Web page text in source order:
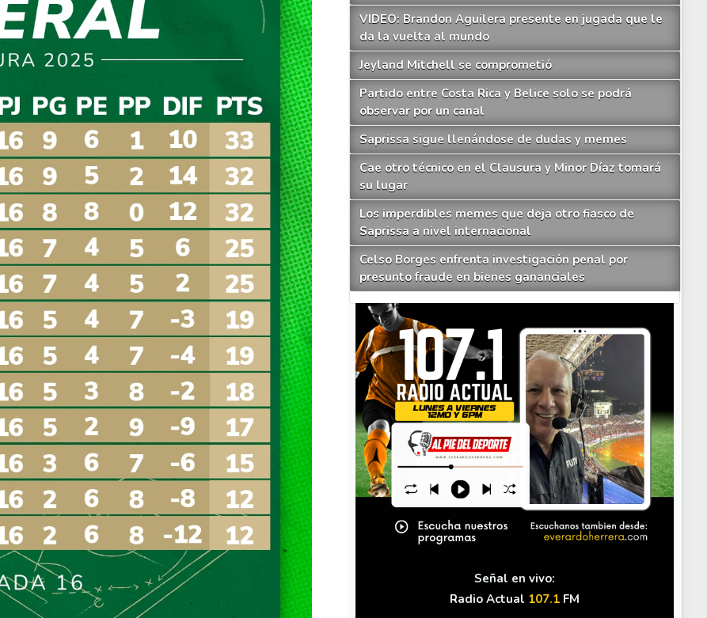
VIDEO: Brandon Aguilera presente en jugada que le
da la vuelta al mundo
Jeyland Mitchell se comprometió
Partido entre Costa Rica y Belice solo se podrá
observar por un canal
Saprissa sigue llenándose de dudas y memes
Cae otro técnico en el Clausura y Minor Díaz tomará
su lugar
Los imperdibles memes que deja otro fiasco de
Saprissa a nivel internacional
Celso Borges enfrenta investigación penal por
presunto fraude en bienes gananciales
Your Add Here !!
Señal en vivo:
Radio Actual 107.1FM